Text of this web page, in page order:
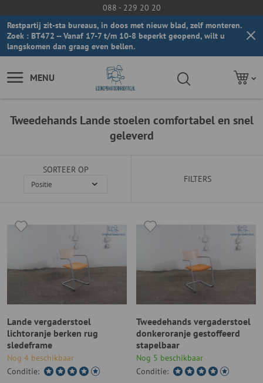
088 - 229 20 20
Restpartij zit-sta bureaus, in doos met nieuw blad, zelf monteren.
Zoek : BT472 -- Vanaf 17-7 t/m 10-8 beperkt geopend, wilt u
langskomen dan graag even bellen.
MENU
Tweedehands Lande stoelen comfortabel en snel
geleverd
SORTEER OP
FILTERS
Lande vergaderstoel
lichtoranje berken rug
sledeframe
Nog 4 beschikbaar
Conditie:
Tweedehands vergaderstoel
donkeroranje gestoffeerd
stapelbaar
Nog 5 beschikbaar
Conditie: